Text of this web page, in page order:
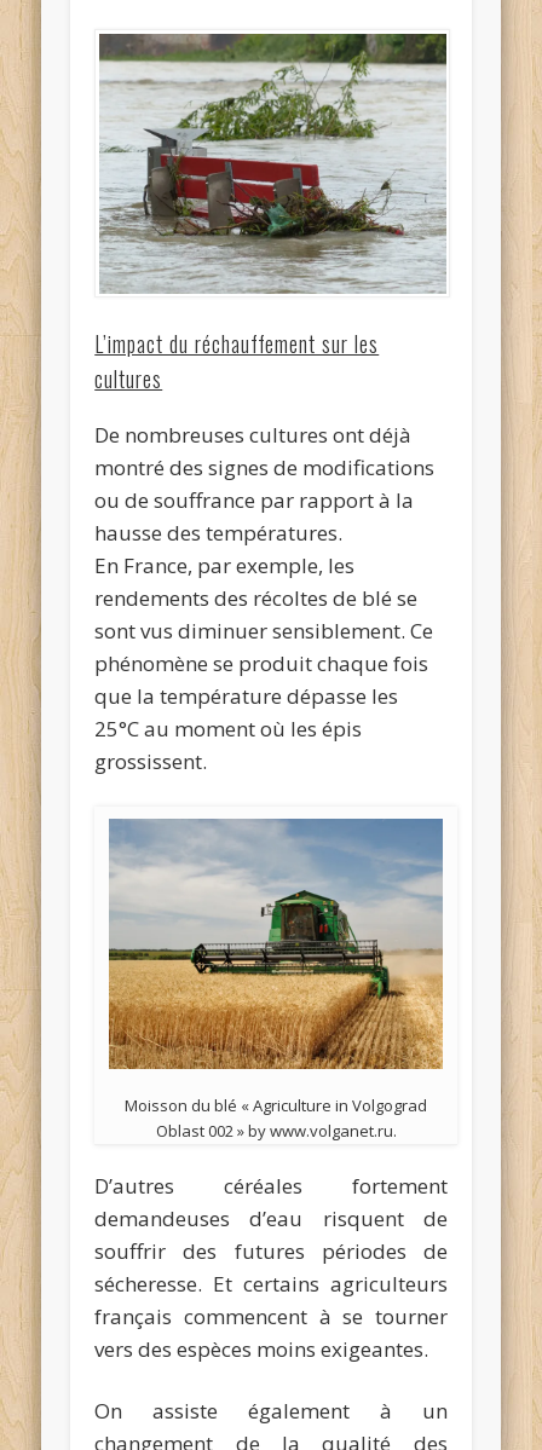
L’impact du réchauffement sur les
cultures
De nombreuses cultures ont déjà
montré des signes de modifications
ou de souffrance par rapport à la
hausse des températures.
En France, par exemple, les
rendements des récoltes de blé se
sont vus diminuer sensiblement. Ce
phénomène se produit chaque fois
que la température dépasse les
25°C au moment où les épis
grossissent.
Moisson du blé « Agriculture in Volgograd
Oblast 002 » by www.volganet.ru.
D’autres céréales fortement
demandeuses d’eau risquent de
souffrir des futures périodes de
sécheresse. Et certains agriculteurs
français commencent à se tourner
vers des espèces moins exigeantes.
On assiste également à un
changement de la qualité des